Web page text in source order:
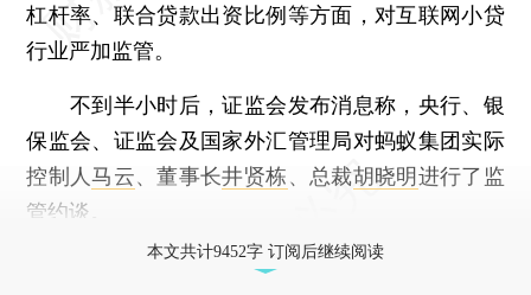
杠杆率、联合贷款出资比例等方面，对互联网小贷
行业严加监管。
不到半小时后，证监会发布消息称，央行、银
保监会、证监会及国家外汇管理局对蚂蚁集团实际
控制人马云、董事长井贤栋、总裁胡晓明进行了监
管约谈。
本文共计9452字 订阅后继续阅读